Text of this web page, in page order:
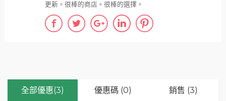
全部優惠(3) 優惠碼 (0) 銷售 (3)
更新。很棒的商店。很棒的選擇。